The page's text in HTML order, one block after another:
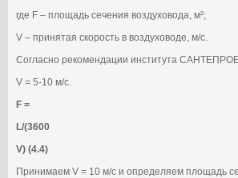
где F – площадь сечения воздуховода, м²;
V – принятая скорость в воздуховоде, м/с.
Согласно рекомендации института
V = 5-10 м/с.
F =
L/(3600
V) (4.4)
Принимаем V = 10 м/с и определяем площадь